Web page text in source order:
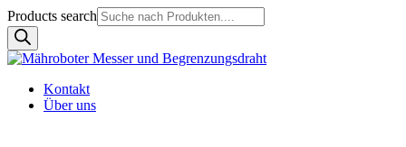
Products search
Kontakt
Über uns